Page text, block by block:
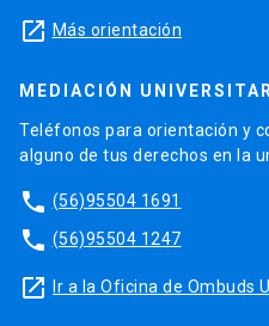
launch Más orientación
MEDIACIÓN
Teléfonos para orientación y
alguno de tus derechos en la
phone (56)95504 1691
phone (56)95504 1247
launch Ir a la Oficina de Ombuds